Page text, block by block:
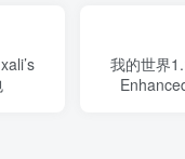
我的世界